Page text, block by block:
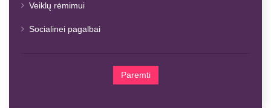
Veiklų rėmimui
Socialinei pagalbai
Paremti